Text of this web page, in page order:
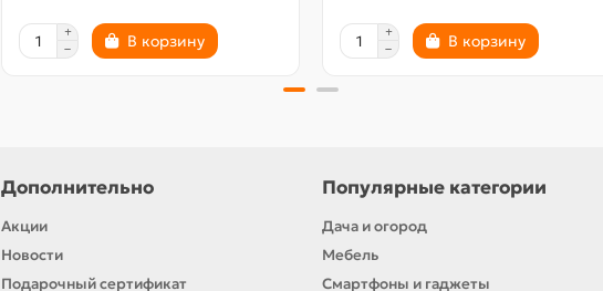
В корзину В корзину
Дополнительно
Акции
Новости
Подарочный сертификат
Популярные категории
Дача и огород
Мебель
Смартфоны и гаджеты